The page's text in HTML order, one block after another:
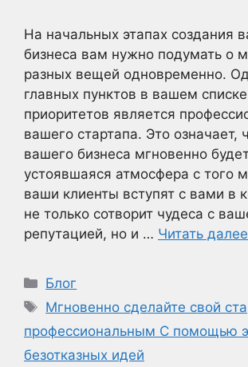
На начальных этапах создания
бизнеса вам нужно подумать о
разных вещей одновременно.
главных пунктов в вашем списке
приоритетов является
вашего стартапа. Это означает,
вашего бизнеса мгновенно
устоявшаяся атмосфера с того
ваши клиенты вступят с вами в
не только сотворит чудеса с
репутацией, но и … Читать далее
Рубрики
Блог
Метки
Мгновенно сделайте свой
профессиональным С помощью
безотказных идей